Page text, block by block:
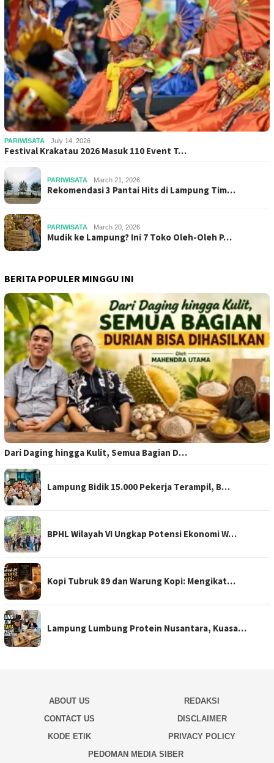
PARIWISATA July 14, 2026
Festival Krakatau 2026 Masuk 110 Event T…
PARIWISATA March 21, 2026
Rekomendasi 3 Pantai Hits di Lampung Tim…
PARIWISATA March 20, 2026
Mudik ke Lampung? Ini 7 Toko Oleh-Oleh P…
BERITA POPULER MINGGU INI
Dari Daging hingga Kulit, Semua Bagian D…
Lampung Bidik 15.000 Pekerja Terampil, B…
BPHL Wilayah VI Ungkap Potensi Ekonomi W…
Kopi Tubruk 89 dan Warung Kopi: Mengikat…
Lampung Lumbung Protein Nusantara, Kuasa…
ABOUT US
REDAKSI
CONTACT US
DISCLAIMER
KODE ETIK
PRIVACY POLICY
PEDOMAN MEDIA SIBER